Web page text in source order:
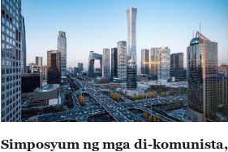
Simposyum ng mga di-komunista,